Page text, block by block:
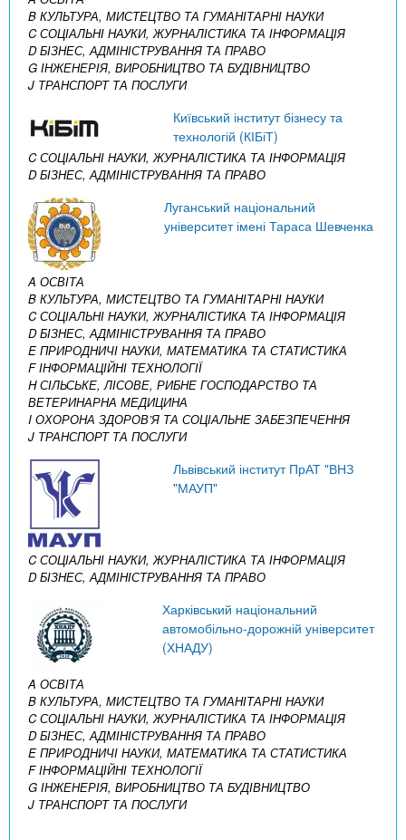
B КУЛЬТУРА, МИСТЕЦТВО ТА ГУМАНІТАРНІ НАУКИ
C СОЦІАЛЬНІ НАУКИ, ЖУРНАЛІСТИКА ТА ІНФОРМАЦІЯ
D БІЗНЕС, АДМІНІСТРУВАННЯ ТА ПРАВО
G ІНЖЕНЕРІЯ, ВИРОБНИЦТВО ТА БУДІВНИЦТВО
J ТРАНСПОРТ ТА ПОСЛУГИ
Київський інститут бізнесу та
технологій (КІБіТ)
C СОЦІАЛЬНІ НАУКИ, ЖУРНАЛІСТИКА ТА ІНФОРМАЦІЯ
D БІЗНЕС, АДМІНІСТРУВАННЯ ТА ПРАВО
Луганський національний
університет імені Тараса Шевченка
A ОСВІТА
B КУЛЬТУРА, МИСТЕЦТВО ТА ГУМАНІТАРНІ НАУКИ
C СОЦІАЛЬНІ НАУКИ, ЖУРНАЛІСТИКА ТА ІНФОРМАЦІЯ
D БІЗНЕС, АДМІНІСТРУВАННЯ ТА ПРАВО
E ПРИРОДНИЧІ НАУКИ, МАТЕМАТИКА ТА СТАТИСТИКА
F ІНФОРМАЦІЙНІ ТЕХНОЛОГІЇ
H СІЛЬСЬКЕ, ЛІСОВЕ, РИБНЕ ГОСПОДАРСТВО ТА
ВЕТЕРИНАРНА МЕДИЦИНА
I ОХОРОНА ЗДОРОВ’Я ТА СОЦІАЛЬНЕ ЗАБЕЗПЕЧЕННЯ
J ТРАНСПОРТ ТА ПОСЛУГИ
Львівський інститут ПрАТ "ВНЗ
"МАУП"
C СОЦІАЛЬНІ НАУКИ, ЖУРНАЛІСТИКА ТА ІНФОРМАЦІЯ
D БІЗНЕС, АДМІНІСТРУВАННЯ ТА ПРАВО
Харківський національний
автомобільно-дорожній університет
(ХНАДУ)
A ОСВІТА
B КУЛЬТУРА, МИСТЕЦТВО ТА ГУМАНІТАРНІ НАУКИ
C СОЦІАЛЬНІ НАУКИ, ЖУРНАЛІСТИКА ТА ІНФОРМАЦІЯ
D БІЗНЕС, АДМІНІСТРУВАННЯ ТА ПРАВО
E ПРИРОДНИЧІ НАУКИ, МАТЕМАТИКА ТА СТАТИСТИКА
F ІНФОРМАЦІЙНІ ТЕХНОЛОГІЇ
G ІНЖЕНЕРІЯ, ВИРОБНИЦТВО ТА БУДІВНИЦТВО
J ТРАНСПОРТ ТА ПОСЛУГИ